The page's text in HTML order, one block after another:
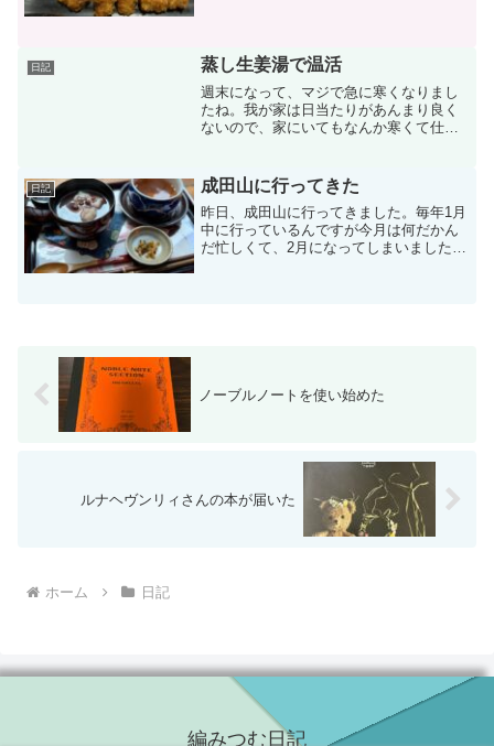
ってたんです。良い肉の日...
日記 蒸し生姜湯で温活
週末になって、マジで急に寒くなりまし
たね。我が家は日当たりがあんまり良く
ないので、家にいてもなんか寒くて仕方
をかけてっていうのも何かはばかられま
す。ということで、何か温...
日記 成田山に行ってきた
昨日、成田山に行ってきました。毎年1月
中に行っているんですが今月は何だかん
だ忙しくて、2月になってしまいました。
ノーブルノートを使い始めた
ルナヘヴンリィさんの本が届いた
ホーム 日記
編みつむ日記